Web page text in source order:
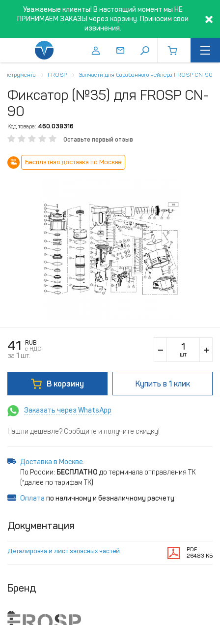
Уважаемые клиенты! В настоящий момент мы НЕ
ПРИНИМАЕМ ЗАКАЗЫ через корзину. Приносим свои
извинения.
FROSP Запчасти для барабанного нейлера FROSP CN-90
Фиксатор (№35) для FROSP CN-
90
Код товара: 460.038316
Оставьте первый отзыв
Бесплатная доставка по Москве
41
RUB
c НДС
за 1 шт. шт
В корзину Купить в 1 клик
Заказать через WhatsApp
Нашли дешевле? Сообщите и получите скидку!
Доставка в Москве:
По России: БЕСПЛАТНО до терминала отправления ТК
(*далее по тарифам ТК)
Оплата по наличному и безналичному расчету
Документация
Деталировка и лист запасных частей
PDF
264.83 КБ
Бренд